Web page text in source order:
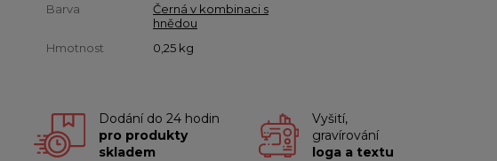
Barva
Černá v kombinaci s
hnědou
Hmotnost
0,25 kg
Dodání do 24 hodin
pro produkty
skladem
Vyšití,
gravírování
loga a textu